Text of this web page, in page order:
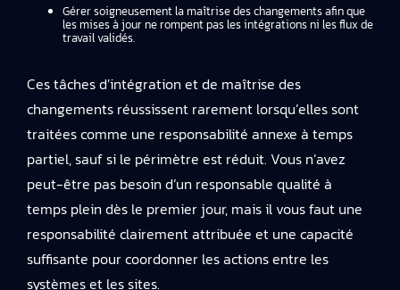
Gérer soigneusement la maîtrise des changements afin que
les mises à jour ne rompent pas les intégrations ni les flux de
travail validés.
Ces tâches d’intégration et de maîtrise des
changements réussissent rarement lorsqu’elles sont
traitées comme une responsabilité annexe à temps
partiel, sauf si le périmètre est réduit. Vous n’avez
peut-être pas besoin d’un responsable qualité à
temps plein dès le premier jour, mais il vous faut une
responsabilité clairement attribuée et une capacité
suffisante pour coordonner les actions entre les
systèmes et les sites.